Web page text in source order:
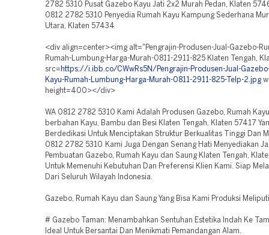
2782 5310 Pusat Gazebo Kayu Jati 2x2 Murah Pedan, Klaten
0812 2782 5310 Penyedia Rumah Kayu Kampung Sederhana
Utara, Klaten 57434
<div align=center><img alt="Pengrajin-Produsen-Jual-Gazebo-
Rumah-Lumbung-Harga-Murah-0811-2911-825 Klaten Tengah,
src= https://i.ibb.co/CWwRs5N/Pengrajin-Produsen-Jual-
Kayu-Rumah-Lumbung-Harga-Murah-0811-2911-825-Telp-2.jpg
height=400></div>
WA 0812 2782 5310 Kami Adalah Produsen Gazebo, Rumah
berbahan Kayu, Bambu dan Besi Klaten Tengah, Klaten 57417
Berdedikasi Untuk Menciptakan Struktur Berkualitas Tinggi Dan
0812 2782 5310 Kami Juga Dengan Senang Hati Menyediakan
Pembuatan Gazebo, Rumah Kayu dan Saung Klaten Tengah,
Untuk Memenuhi Kebutuhan Dan Preferensi Klien Kami. Siap
Dari Seluruh Wilayah Indonesia.
Gazebo, Rumah Kayu dan Saung Yang Bisa Kami Produksi
# Gazebo Taman: Menambahkan Sentuhan Estetika Indah Ke
Ideal Untuk Bersantai Dan Menikmati Pemandangan Alam.